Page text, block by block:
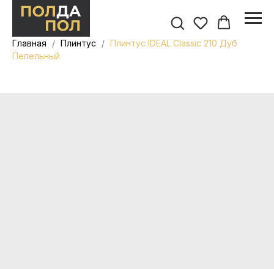
Главная Плинтус
Плинтус IDEAL Classic 210 Дуб
Пепельный